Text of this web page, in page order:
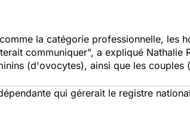
la catégorie professionnelle, les
communiquer", a expliqué Nathalie
(d'ovocytes), ainsi que les couples
qui gérerait le registre